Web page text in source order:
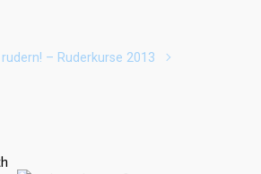
rudern! – Ruderkurse 2013